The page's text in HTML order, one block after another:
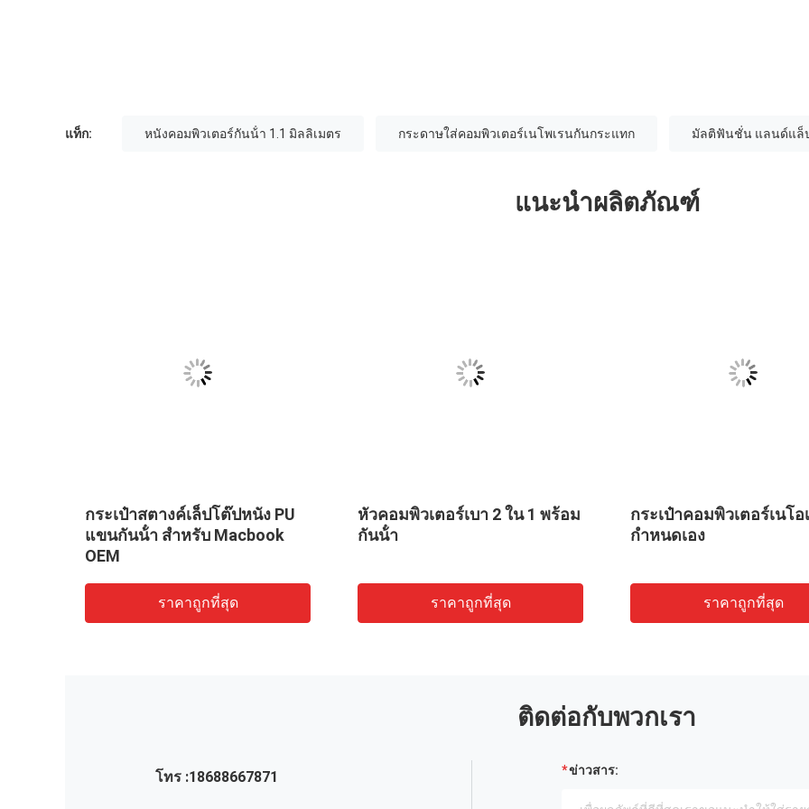
แท็ก: หนังคอมพิวเตอร์กันน้ํา 1.1 มิลลิเมตร กระดาษใส่คอมพิวเตอร์เนโพเรนกันกระแทก มัลติฟันชั่น แลนด์แล็
แนะนำผลิตภัณฑ์
กระเป๋าสตางค์เล็ปโต๊ปหนัง PU
แขนกันน้ํา สําหรับ Macbook
OEM
ราคาถูกที่สุด
หัวคอมพิวเตอร์เบา 2 ใน 1 พร้อม
กันน้ํา
ราคาถูกที่สุด
กระเป๋าคอมพิวเตอร์เนโ
กําหนดเอง
ราคาถูกที่สุด
ติดต่อกับพวกเรา
โทร :18688667871 ข่าวสาร: